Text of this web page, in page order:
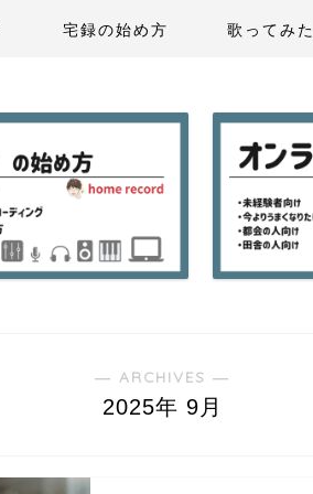
宅録の始め方 歌ってみた
― ARCHIVES ―
2025年 9月